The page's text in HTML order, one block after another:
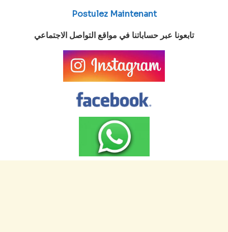
Postulez Maintenant
تابعونا عبر حساباتنا في مواقع التواصل الاجتماعي